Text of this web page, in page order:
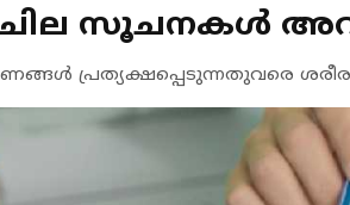
സൂചനകള്‍
പ്രത്യക്ഷപ്പെടുന്നതുവരെ